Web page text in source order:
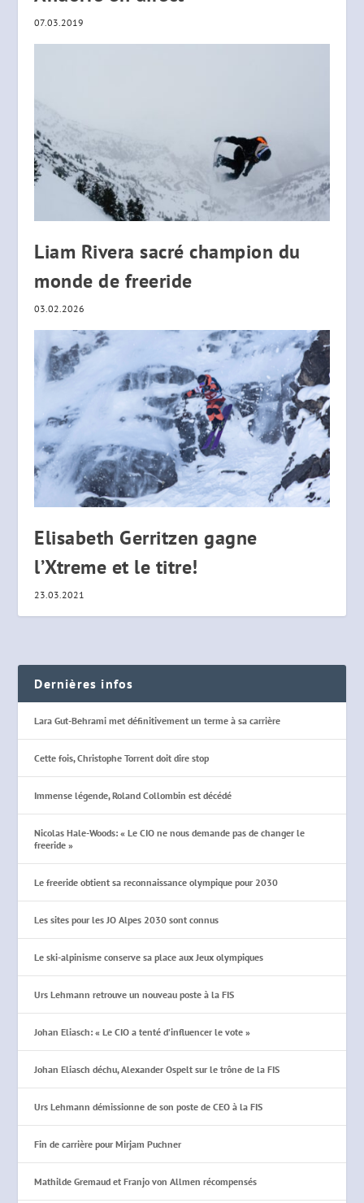
07.03.2019
Liam Rivera sacré champion du
monde de freeride
03.02.2026
Elisabeth Gerritzen gagne
l’Xtreme et le titre!
23.03.2021
Dernières infos
Lara Gut-Behrami met définitivement un terme à sa carrière
Cette fois, Christophe Torrent doit dire stop
Immense légende, Roland Collombin est décédé
Nicolas Hale-Woods: « Le CIO ne nous demande pas de changer le
freeride »
Le freeride obtient sa reconnaissance olympique pour 2030
Les sites pour les JO Alpes 2030 sont connus
Le ski-alpinisme conserve sa place aux Jeux olympiques
Urs Lehmann retrouve un nouveau poste à la FIS
Johan Eliasch: « Le CIO a tenté d’influencer le vote »
Johan Eliasch déchu, Alexander Ospelt sur le trône de la FIS
Urs Lehmann démissionne de son poste de CEO à la FIS
Fin de carrière pour Mirjam Puchner
Mathilde Gremaud et Franjo von Allmen récompensés